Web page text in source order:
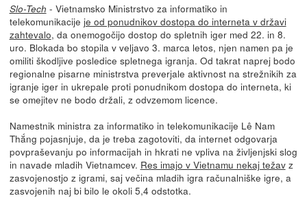
Slo-Tech - Vietnamsko Ministrstvo za informatiko in
telekomunikacije je od ponudnikov dostopa do interneta v državi
zahtevalo, da onemogočijo dostop do spletnih iger med 22. in 8.
uro. Blokada bo stopila v veljavo 3. marca letos, njen namen pa je
omiliti škodljive posledice spletnega igranja. Od takrat naprej bodo
regionalne pisarne ministrstva preverjale aktivnost na strežnikih za
igranje iger in ukrepale proti ponudnikom dostopa do interneta, ki
se omejitev ne bodo držali, z odvzemom licence.
Namestnik ministra za informatiko in telekomunikacije Lê Nam
Thắng pojasnjuje, da je treba zagotoviti, da internet odgovarja
povpraševanju po informacijah in hkrati ne vpliva na življenjski slog
in navade mladih Vietnamcev. Res imajo v Vietnamu nekaj težavz
zasvojenostjo z igrami, saj večina mladih igra računalniške igre, a
zasvojenih naj bi bilo le okoli 5,4 odstotka.